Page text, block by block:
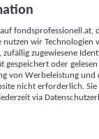
Werbeleistung
(z. B. login-
mit anderen
usw.) auf
werden, um es
einer Webseite
hier aufgeführten
nutzen wir Technologien
zugewiesene
gespeichert oder
von Werbeleistung
nicht erforderlich.
via